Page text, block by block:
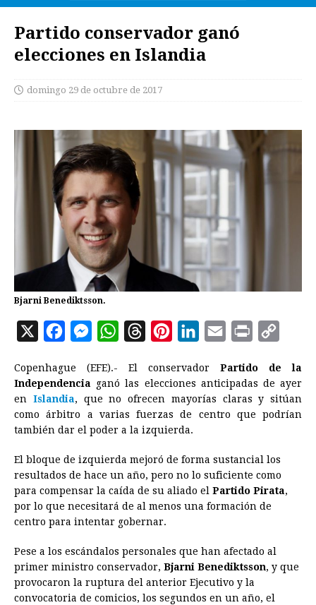
Partido conservador ganó
elecciones en Islandia
domingo 29 de octubre de 2017
Bjarni Benediktsson.
X
c
e
b
o
o
k
M
s
s
e
n
g
e
r
W
t
s
A
p
p
r
e
a
d
s
n
t
e
r
e
s
n
k
e
I
n
a
i
l
i
n
t
p
y
L
n
k
Copenhague (EFE).- El conservador Partido de la
Independencia ganó las elecciones anticipadas de ayer
en Islandia, que no ofrecen mayorías claras y sitúan
como árbitro a varias fuerzas de centro que podrían
también dar el poder a la izquierda.
El bloque de izquierda mejoró de forma sustancial los
resultados de hace un año, pero no lo suficiente como
para compensar la caída de su aliado el Partido Pirata,
por lo que necesitará de al menos una formación de
centro para intentar gobernar.
Pese a los escándalos personales que han afectado al
primer ministro conservador, Bjarni Benediktsson, y que
provocaron la ruptura del anterior Ejecutivo y la
convocatoria de comicios, los segundos en un año, el